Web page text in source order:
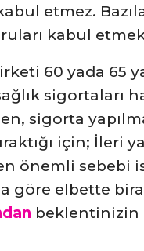
etmez.
kabul
60 yada 65
sigortaları
sigorta
için;
önemli sebebi
göre elbette
beklentinizin